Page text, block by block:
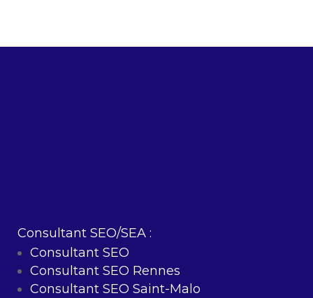
Consultant SEO/SEA :
Consultant SEO
Consultant SEO Rennes
Consultant SEO Saint-Malo